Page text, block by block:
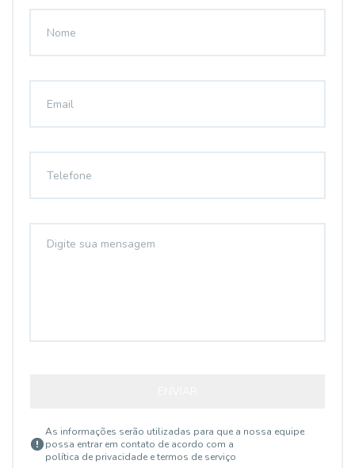
As informações serão utilizadas para que a nossa equipe
possa entrar em contato de acordo com a
política de privacidade e termos de serviço